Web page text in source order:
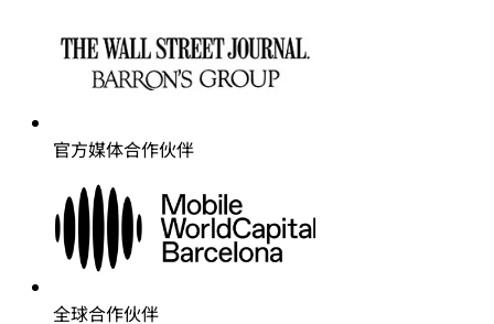
官方媒体合作伙伴
全球合作伙伴